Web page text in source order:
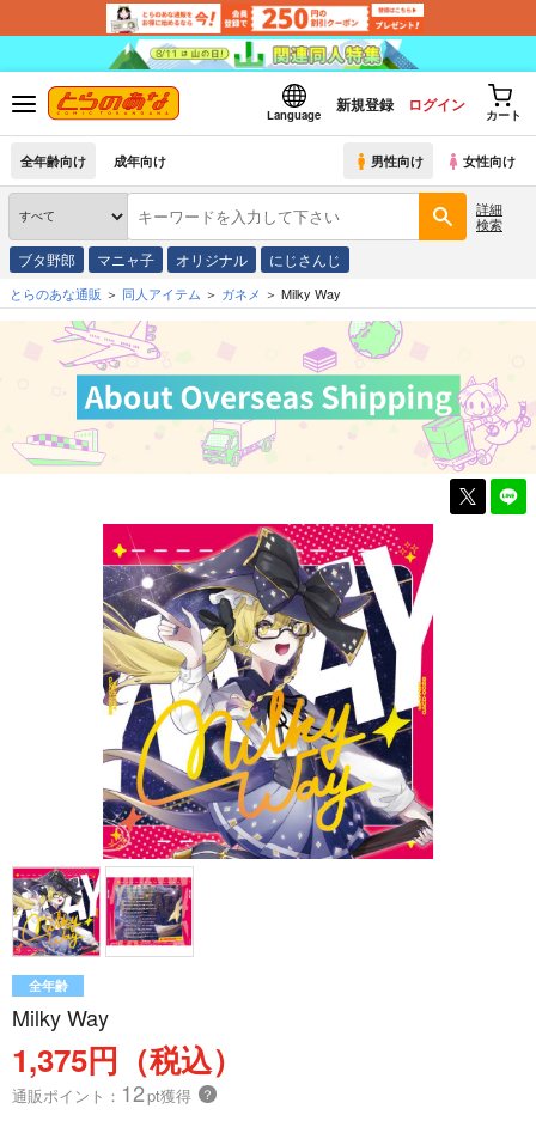
Language
新規登録 ログイン
カート
全年齢向け 成年向け 男性向け 女性向け
詳細
検索
ブタ野郎 マニャ子 オリジナル にじさんじ
とらのあな通販 同人アイテム ガネメ Milky Way
全年齢
Milky Way
1,375円（税込）
通販ポイント： 12pt獲得 ？